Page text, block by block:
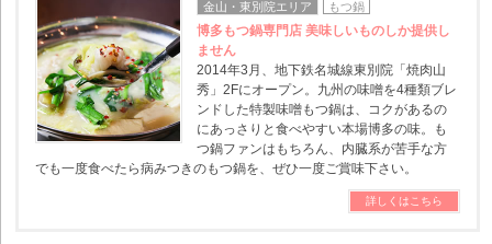
金山・東別院エリア もつ鍋
博多もつ鍋専門店 美味しいものしか提供し
ません
2014年3月、地下鉄名城線東別院「焼肉山
秀」2Fにオープン。九州の味噌を4種類ブレ
ンドした特製味噌もつ鍋は、コクがあるの
にあっさりと食べやすい本場博多の味。も
つ鍋ファンはもちろん、内臓系が苦手な方
でも一度食べたら病みつきのもつ鍋を、ぜひ一度ご賞味下さい。
詳しくはこちら